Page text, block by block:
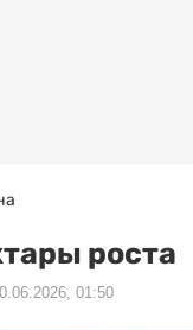
роста
01:50